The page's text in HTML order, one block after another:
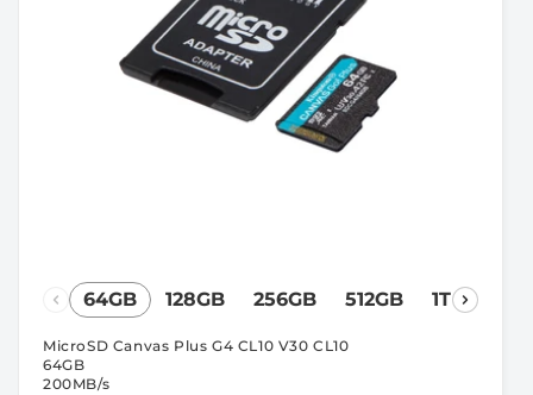
64GB 128GB 256GB 512GB 1TB
MicroSD Canvas Plus G4 CL10 V30 CL10
64GB
200MB/s